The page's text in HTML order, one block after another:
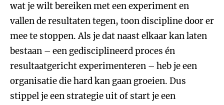
wat je wilt bereiken met een experiment en
vallen de resultaten tegen, toon discipline door er
mee te stoppen. Als je dat naast elkaar kan laten
bestaan – een gedisciplineerd proces én
resultaatgericht experimenteren – heb je een
organisatie die hard kan gaan groeien. Dus
stippel je een strategie uit of start je een